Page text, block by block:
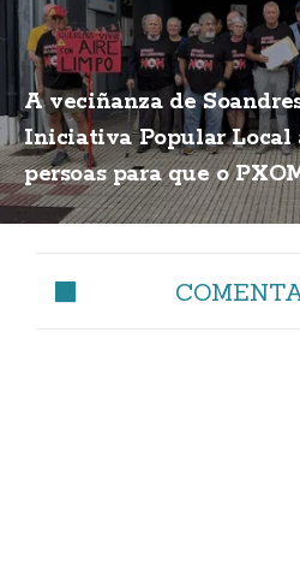
A veciñanza de
Iniciativa Popular Local
persoas para que o
de biogás